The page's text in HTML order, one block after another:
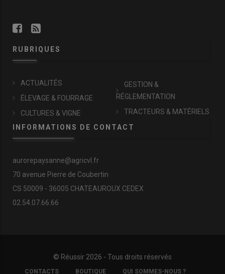
RUBRIQUES
ACTUALITÉS
ÉLEVAGE & FOURRAGE
CULTURES & VIGNE
GESTION &
RÉGLEMENTATION
TRACTEURS & MATÉRIELS
INFORMATIONS DE CONTACT
aurorepaysanne@agricvl.fr
70 avenue Pierre de Coubertin
CS 50009 - 36005 CHATEAUROUX CEDEX
02.54.07.66.66
© Réussir 2026 - Tous droits réservés
FOOTER
CONTACTS BOUTIQUE QUI SOMMES-NOUS ?